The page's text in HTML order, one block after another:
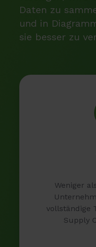
Daten zu
und in
sie besser zu
Weniger
vollständige
Supply